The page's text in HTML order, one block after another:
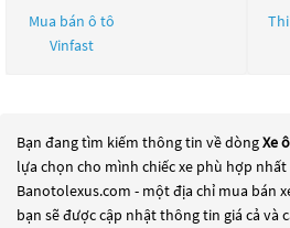
Mua bán ô tô
Vinfast
Bạn đang tìm kiếm thông tin về dòngXe
lựa chọn cho mình chiếc xe phù hợp
Banotolexus.com - một địa chỉ mua bán
bạn sẽ được cập nhật thông tin giá cả và